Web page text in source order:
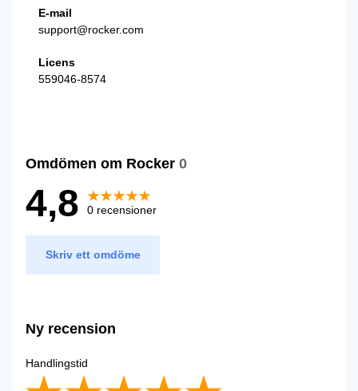
E-mail
support@rocker.com
Licens
559046-8574
Omdömen om Rocker 0
4,8 0 recensioner
Skriv ett omdöme
Ny recension
Handlingstid